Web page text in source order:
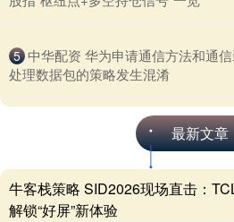
5 中华配资 华为申请通信方法和通
处理数据包的策略发生混淆
最新文章
牛客栈策略 SID2026现场直击：
解锁“好屏”新体验